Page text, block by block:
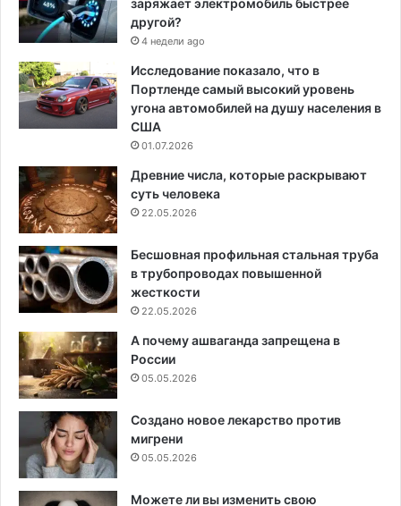
другой?
4 недели ago
Исследование показало, что в
Портленде самый высокий уровень
угона автомобилей на душу населения в
США
01.07.2026
Древние числа, которые раскрывают
суть человека
22.05.2026
Бесшовная профильная стальная труба
в трубопроводах повышенной
жесткости
22.05.2026
А почему ашваганда запрещена в
России
05.05.2026
Создано новое лекарство против
мигрени
05.05.2026
Можете ли вы изменить свою